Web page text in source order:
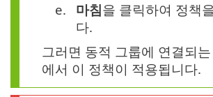
e.
마침을 클릭하여 정책
다.
그러면 동적 그룹에 연결되
에서 이 정책이 적용됩니다.